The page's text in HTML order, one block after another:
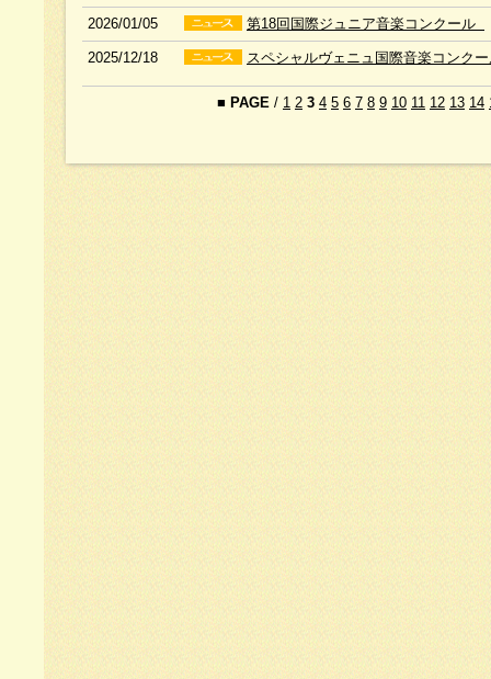
2026/01/05 第18回国際ジュニア音楽コンクール
2025/12/18 スペシャルヴェニュ国際音楽コンク
■ PAGE / 1 2 3 4 5 6 7 8 9 10 11 12 13 14